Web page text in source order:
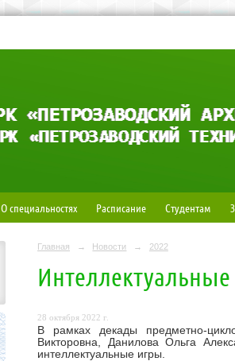
О специальностях Расписание Студентам
Главная → Новости → 2022
28 октября 2022 г.
В рамках декады предметно-
Викторовна, Данилова Ольга
интеллектуальные игры.